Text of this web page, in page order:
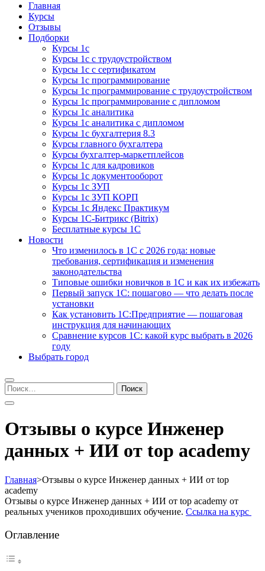
Курсы 1С
Курсы 1С официальная сертификация
Главная
Курсы
Отзывы
Подборки
Курсы 1с
Курсы 1с с трудоустройством
Курсы 1с с сертификатом
Курсы 1с программирование
Курсы 1с программирование с трудоустройством
Курсы 1с программирование с дипломом
Курсы 1с аналитика
Курсы 1с аналитика с дипломом
Курсы 1с бухгалтерия 8.3
Курсы главного бухгалтера
Курсы бухгалтер-маркетплейсов
Курсы 1с для кадровиков
Курсы 1с документооборот
Курсы 1с ЗУП
Курсы 1с ЗУП КОРП
Курсы 1с Яндекс Практикум
Курсы 1С-Битрикс (Bitrix)
Бесплатные курсы 1С
Новости
Что изменилось в 1С с 2026 года: новые
требования, сертификация и изменения
законодательства
Типовые ошибки новичков в 1С и как их избежать
Первый запуск 1С: пошагово — что делать после
установки
Как установить 1С:Предприятие — пошаговая
инструкция для начинающих
Сравнение курсов 1С: какой курс выбрать в 2026
году
Выбрать город
Найти:
Отзывы о курсе Инженер
данных + ИИ от top academy
Главная>Отзывы о курсе Инженер данных + ИИ от top
academy
Отзывы о курсе Инженер данных + ИИ от top academy от
реальных учеников проходивших обучение. Ссылка на курс
Оглавление